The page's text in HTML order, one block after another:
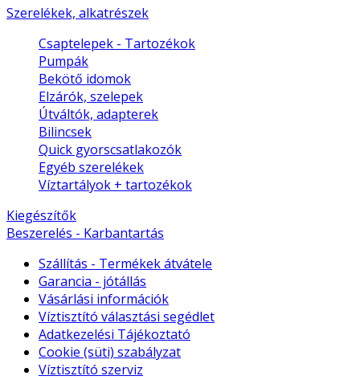
Szerelékek, alkatrészek
Csaptelepek - Tartozékok
Pumpák
Bekötő idomok
Elzárók, szelepek
Útváltók, adapterek
Bilincsek
Quick gyorscsatlakozók
Egyéb szerelékek
Víztartályok + tartozékok
Kiegészítők
Beszerelés - Karbantartás
Szállítás - Termékek átvátele
Garancia - jótállás
Vásárlási információk
Víztisztító választási segédlet
Adatkezelési Tájékoztató
Cookie (süti) szabályzat
Víztisztító szerviz